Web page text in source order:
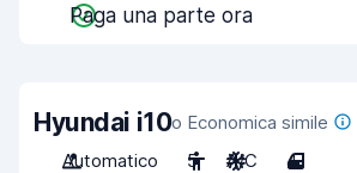
Paga una parte ora
Hyundai i10o Economica simile
Automatico
5 A/C 4